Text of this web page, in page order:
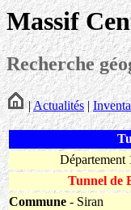
Massif
Recherche
|Actualités|
Département
Tunnel de
Commune - Siran